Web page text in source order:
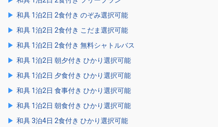
和具 1泊2日 2食付き のぞみ選択可能
和具 1泊2日 2食付き こだま選択可能
和具 1泊2日 2食付き 無料シャトルバス
和具 1泊2日 朝夕付き ひかり選択可能
和具 1泊2日 夕食付き ひかり選択可能
和具 1泊2日 食事付き ひかり選択可能
和具 1泊2日 朝食付き ひかり選択可能
和具 3泊4日 2食付き ひかり選択可能